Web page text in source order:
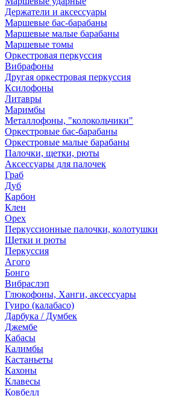
Держатели и аксессуары
Маршевые бас-барабаны
Маршевые малые барабаны
Маршевые томы
Оркестровая перкуссия
Вибрафоны
Другая оркестровая перкуссия
Ксилофоны
Литавры
Маримбы
Металлофоны, "колокольчики"
Оркестровые бас-барабаны
Оркестровые малые барабаны
Палочки, щетки, рюты
Аксессуары для палочек
Граб
Дуб
Карбон
Клен
Орех
Перкуссионные палочки, колотушки
Щетки и рюты
Перкуссия
Агого
Бонго
Вибраслэп
Глюкофоны, Ханги, аксессуары
Гуиро (калабасо)
Дарбука / Думбек
Джембе
Кабасы
Калимбы
Кастаньеты
Кахоны
Клавесы
Ковбелл